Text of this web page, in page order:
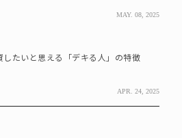
MAY. 08, 2025
したいと思える「デキる人」の特徴
APR. 24, 2025